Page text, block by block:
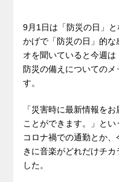
9月1日は「防災の日」
かげで「防災の日」的
オを聞いていると今週は
防災の備えについての
す。
「災害時に最新情報を
ことができます。」と
コロナ禍での通勤とか
きに音楽がどれだけチ
した。